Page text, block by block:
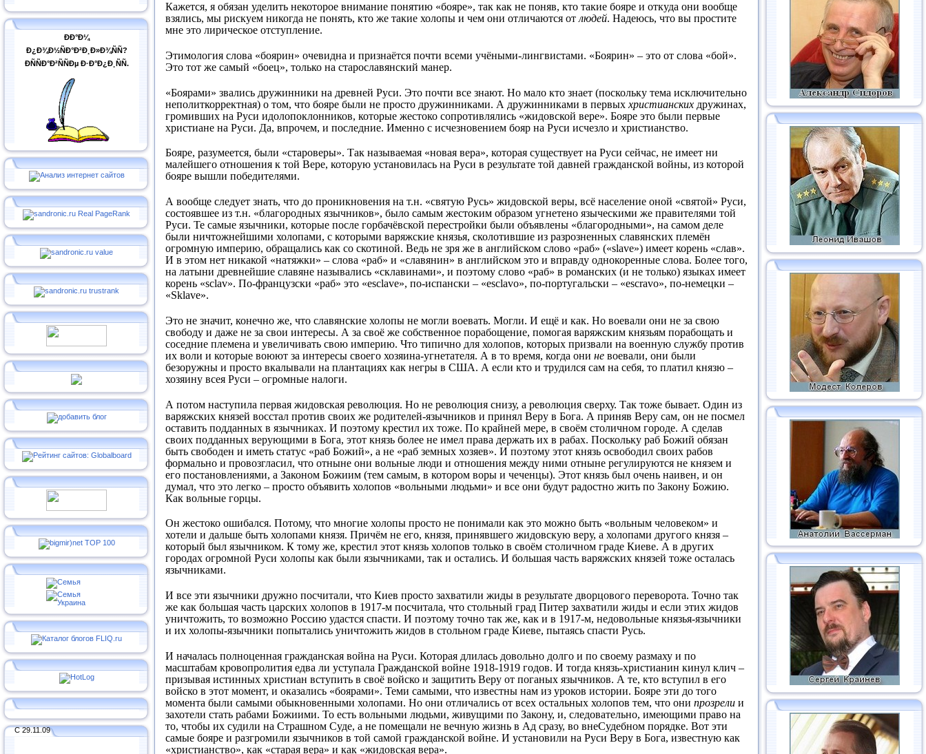
ÐÐ°Ð¼
Ð¿Ð¾Ð½ÑÐ°Ð²Ð¸Ð»Ð¾ÑÑ?
ÐÑÑÐ°Ð²ÑÑÐµ Ð·Ð°Ð¿Ð¸ÑÑ.
С 29.11.09
Кажется, я обязан уделить некоторое внимание понятию «бояре», так как не поняв, кто такие бояре и откуда они вообще
взялись, мы рискуем никогда не понять, кто же такие холопы и чем они отличаются отлюдей. Надеюсь, что вы простите
мне это лирическое отступление.
Этимология слова «боярин» очевидна и признаётся почти всеми учёными-лингвистами. «Боярин» – это от слова «бой».
Это тот же самый «боец», только на старославянский манер.
«Боярами» звались дружинники на древней Руси. Это почти все знают. Но мало кто знает (поскольку тема исключительно
неполиткорректная) о том, что бояре были не просто дружинниками. А дружинниками в первых христианских дружинах,
громивших на Руси идолопоклонников, которые жестоко сопротивлялись «жидовской вере». Бояре это были первые
христиане на Руси. Да, впрочем, и последние. Именно с исчезновением бояр на Руси исчезло и христианство.
Бояре, разумеется, были «староверы». Так называемая «новая вера», которая существует на Руси сейчас, не имеет ни
малейшего отношения к той Вере, которую установилась на Руси в результате той давней гражданской войны, из которой
бояре вышли победителями.
А вообще следует знать, что до проникновения на т.н. «святую Русь» жидовской веры, всё население оной «святой» Руси,
состоявшее из т.н. «благородных язычников», было самым жестоким образом угнетено языческими же правителями той
Руси. Те самые язычники, которые после горбачёвской перестройки были объявлены «благородными», на самом деле
были ничтожнейшими холопами, с которыми варяжские князья, сколотившие из разрозненных славянских племён
огромную империю, обращались как со скотиной. Ведь не зря же в английском слово «раб» («slave») имеет корень «слав».
И в этом нет никакой «натяжки» – слова «раб» и «славянин» в английском это и вправду однокоренные слова. Более того,
на латыни древнейшие славяне назывались «склавинами», и поэтому слово «раб» в романских (и не только) языках имеет
корень «sclav». По-французски «раб» это «esclave», по-испански – «esclavo», по-португальски – «escravo», по-немецки –
«Sklave».
Это не значит, конечно же, что славянские холопы не могли воевать. Могли. И ещё и как. Но воевали они не за свою
свободу и даже не за свои интересы. А за своё же собственное порабощение, помогая варяжским князьям порабощать и
соседние племена и увеличивать свою империю. Что типично для холопов, которых призвали на военную службу против
их воли и которые воюют за интересы своего хозяина-угнетателя. А в то время, когда они не воевали, они были
безоружны и просто вкалывали на плантациях как негры в США. А если кто и трудился сам на себя, то платил князю –
хозяину всея Руси – огромные налоги.
А потом наступила первая жидовская революция. Но не революция снизу, а революция сверху. Так тоже бывает. Один из
варяжских князей восстал против своих же родителей-язычников и принял Веру в Бога. А приняв Веру сам, он не посмел
оставить подданных в язычниках. И поэтому крестил их тоже. По крайней мере, в своём столичном городе. А сделав
своих подданных верующими в Бога, этот князь более не имел права держать их в рабах. Поскольку раб Божий обязан
быть свободен и иметь статус «раб Божий», а не «раб земных хозяев». И поэтому этот князь освободил своих рабов
формально и провозгласил, что отныне они вольные люди и отношения между ними отныне регулируются не князем и
его постановлениями, а Законом Божиим (тем самым, в котором воры и чеченцы). Этот князь был очень наивен, и он
думал, что это легко – просто объявить холопов «вольными людьми» и все они будут радостно жить по Закону Божию.
Как вольные горцы.
Он жестоко ошибался. Потому, что многие холопы просто не понимали как это можно быть «вольным человеком» и
хотели и дальше быть холопами князя. Причём не его, князя, принявшего жидовскую веру, а холопами другого князя –
который был язычником. К тому же, крестил этот князь холопов только в своём столичном граде Киеве. А в других
городах огромной Руси холопы как были язычниками, так и остались. И большая часть варяжских князей тоже осталась
язычниками.
И все эти язычники дружно посчитали, что Киев просто захватили жиды в результате дворцового переворота. Точно так
же как большая часть царских холопов в 1917-м посчитала, что стольный град Питер захватили жиды и если этих жидов
уничтожить, то возможно Россию удастся спасти. И поэтому точно так же, как и в 1917-м, недовольные князья-язычники
и их холопы-язычники попытались уничтожить жидов в стольном граде Киеве, пытаясь спасти Русь.
И началась полноценная гражданская война на Руси. Которая длилась довольно долго и по своему размаху и по
масштабам кровопролития едва ли уступала Гражданской войне 1918-1919 годов. И тогда князь-христианин кинул клич –
призывая истинных христиан вступить в своё войско и защитить Веру от поганых язычников. А те, кто вступил в его
войско в этот момент, и оказались «боярами». Теми самыми, что известны нам из уроков истории. Бояре эти до того
момента были самыми обыкновенными холопами. Но они отличались от всех остальных холопов тем, что они прозрели и
захотели стать рабами Божиими. То есть вольными людьми, живущими по Закону, и, следовательно, имеющими право на
то, чтобы их судили на Страшном Суде, а не помещали не вечную жизнь в Ад сразу, во внеСудебном порядке. Вот эти
самые бояре и разгромили язычников в той самой гражданской войне. И установили на Руси Веру в Бога, известную как
«христианство», как «старая вера» и как «жидовская вера».